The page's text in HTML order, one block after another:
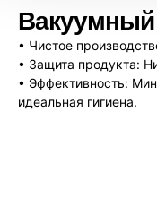
Вакуумный
• Чистое
• Защита продукта:
• Эффективность:
идеальная гигиена.